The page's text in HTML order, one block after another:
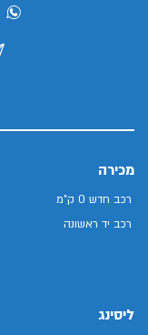
מכירה
רכב חדש 0 ק"מ
רכב יד ראשונה
ליסינג